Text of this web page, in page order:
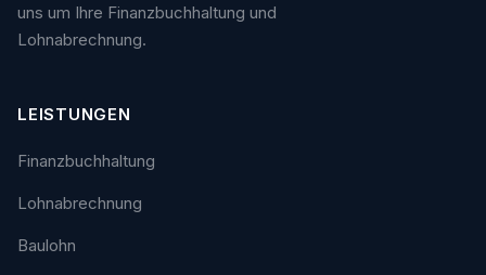
uns um Ihre Finanzbuchhaltung und
Lohnabrechnung.
LEISTUNGEN
Finanzbuchhaltung
Lohnabrechnung
Baulohn